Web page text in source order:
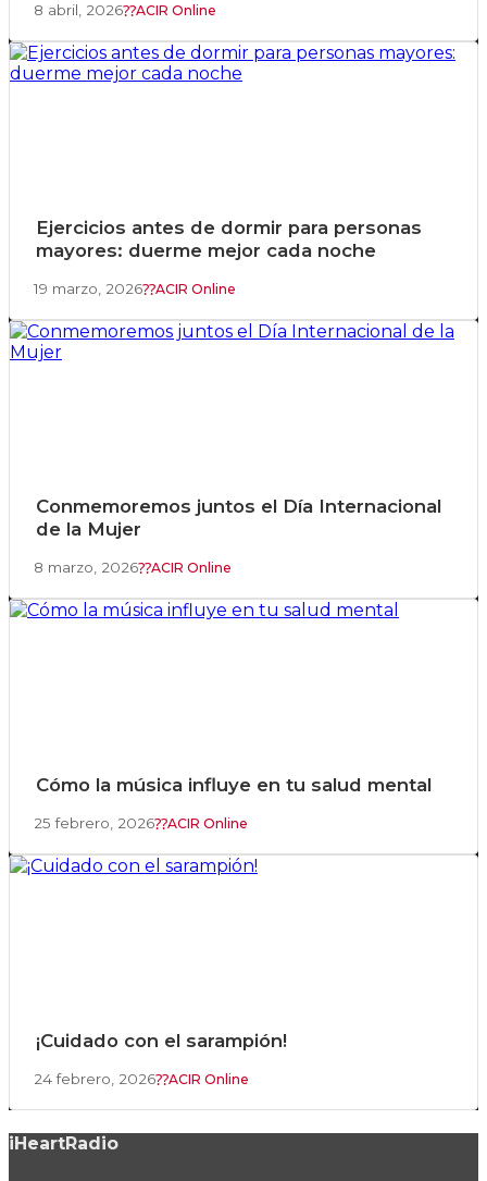
8 abril, 2026 ACIR Online
Ejercicios antes de dormir para personas
mayores: duerme mejor cada noche
19 marzo, 2026 ACIR Online
Conmemoremos juntos el Día Internacional
de la Mujer
8 marzo, 2026 ACIR Online
Cómo la música influye en tu salud mental
25 febrero, 2026 ACIR Online
¡Cuidado con el sarampión!
24 febrero, 2026 ACIR Online
iHeartRadio